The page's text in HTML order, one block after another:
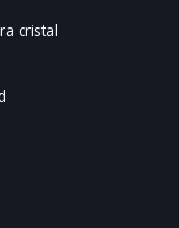
cristal